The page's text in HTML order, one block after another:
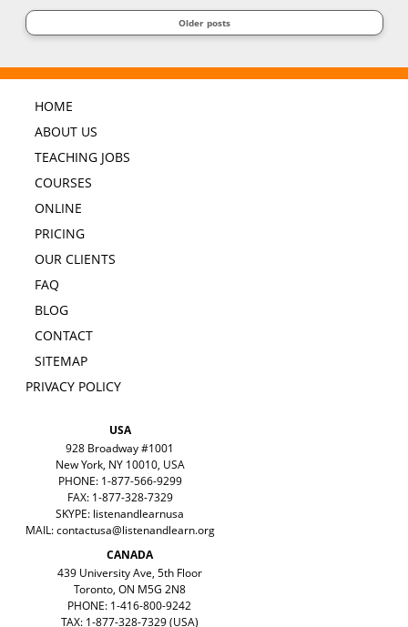
Older posts
HOME
ABOUT US
TEACHING JOBS
COURSES
ONLINE
PRICING
OUR CLIENTS
FAQ
BLOG
CONTACT
SITEMAP
PRIVACY POLICY
USA
928 Broadway #1001
New York, NY 10010, USA
PHONE: 1-877-566-9299
FAX: 1-877-328-7329
SKYPE: listenandlearnusa
MAIL:contactusa@listenandlearn.org
CANADA
439 University Ave, 5th Floor
Toronto, ON M5G 2N8
PHONE: 1-416-800-9242
TAX: 1-877-328-7329 (USA)